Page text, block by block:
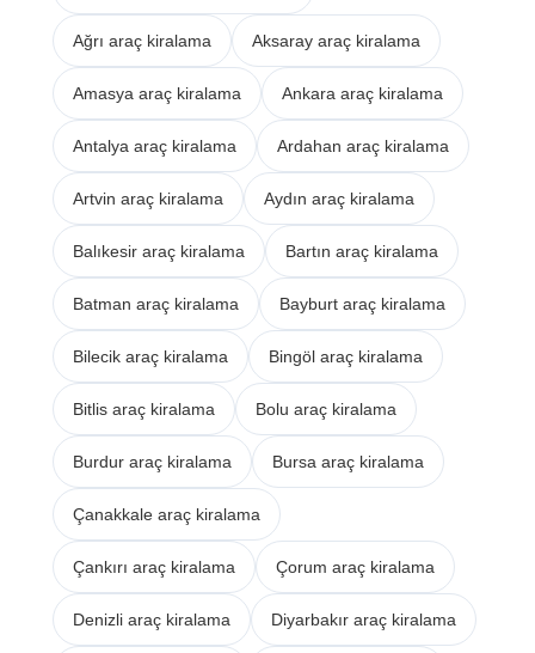
Ağrı araç kiralama Aksaray araç kiralama
Amasya araç kiralama Ankara araç kiralama
Antalya araç kiralama Ardahan araç kiralama
Artvin araç kiralama Aydın araç kiralama
Balıkesir araç kiralama Bartın araç kiralama
Batman araç kiralama Bayburt araç kiralama
Bilecik araç kiralama Bingöl araç kiralama
Bitlis araç kiralama Bolu araç kiralama
Burdur araç kiralama Bursa araç kiralama
Çanakkale araç kiralama
Çankırı araç kiralama Çorum araç kiralama
Denizli araç kiralama Diyarbakır araç kiralama